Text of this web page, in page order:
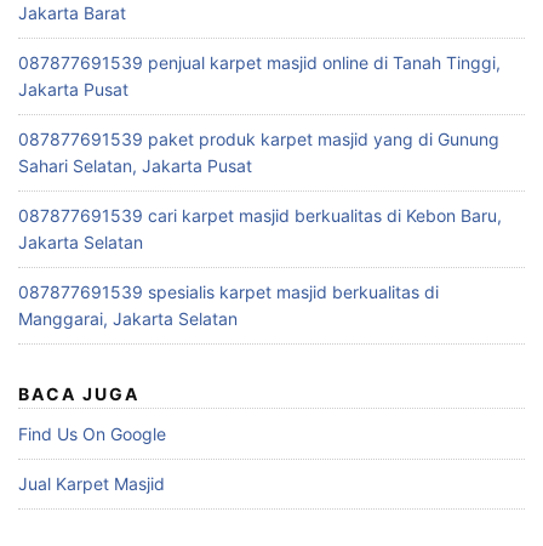
Jakarta Barat
087877691539 penjual karpet masjid online di Tanah Tinggi,
Jakarta Pusat
087877691539 paket produk karpet masjid yang di Gunung
Sahari Selatan, Jakarta Pusat
087877691539 cari karpet masjid berkualitas di Kebon Baru,
Jakarta Selatan
087877691539 spesialis karpet masjid berkualitas di
Manggarai, Jakarta Selatan
BACA JUGA
Find Us On Google
Jual Karpet Masjid